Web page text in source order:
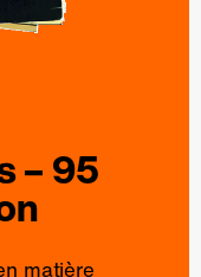
– 95
matière